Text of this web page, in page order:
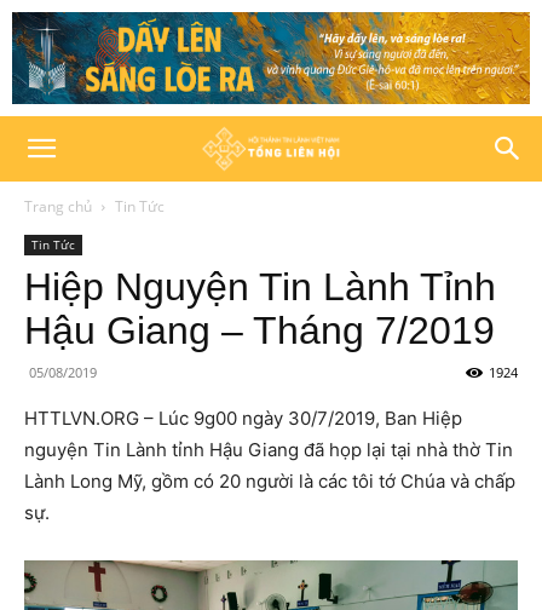
Trang chủ Tin Tức
Tin Tức
Hiệp Nguyện Tin Lành Tỉnh
Hậu Giang – Tháng 7/2019
05/08/2019 1924
HTTLVN.ORG – Lúc 9g00 ngày 30/7/2019, Ban Hiệp
nguyện Tin Lành tỉnh Hậu Giang đã họp lại tại nhà thờ Tin
Lành Long Mỹ, gồm có 20 người là các tôi tớ Chúa và chấp
sự.